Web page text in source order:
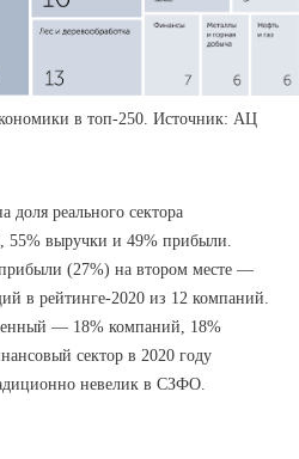
в топ-250. Источник: АЦ
доля реального сектора
выручки и 49% прибыли.
(27%) на втором месте —
в рейтинге-2020 из 12 компаний.
— 18% компаний, 18%
сектор в 2020 году
невелик в СЗФО.